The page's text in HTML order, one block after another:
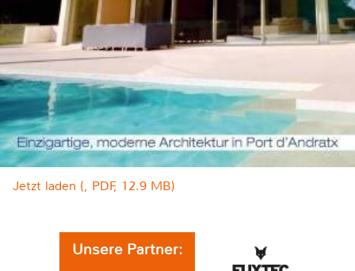
Jetzt laden (, PDF, 12.9 MB)
Unsere Partner: